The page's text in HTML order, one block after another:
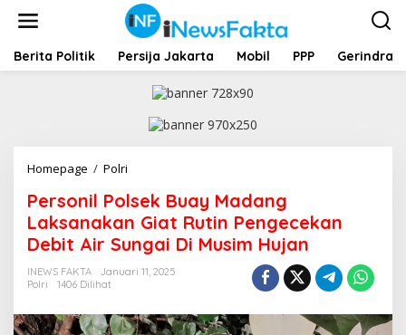
t
Berita Politik Persija Jakarta Mobil PPP Gerindra
Homepage / Polri
r
s
o
n
o
l
Personil Polsek Buay Madang
Laksanakan Giat Rutin Pengecekan
Debit Air Sungai Di Musim Hujan
INEWS FAKTA
Januari 11, 2025
Polri
1406 Dilihat